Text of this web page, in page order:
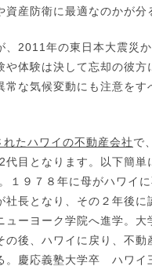
産防衛に最適なのかが分
、2011年の東日本大震災
体験は決して忘却の彼方
な気候変動にも注意をす
たハワイの不動産会社で
目となります。以下簡単
１９７８年に母がハワイ
長となり、その２年後に
ーヨーク学院へ進学。大
後、ハワイに戻り、不動
。慶応義塾大学卒 ハワイ